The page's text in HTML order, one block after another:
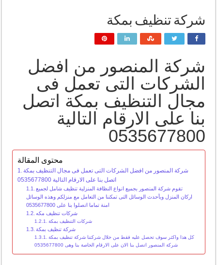
شركة تنظيف بمكة
شركة المنصور من افضل
الشركات التى تعمل فى
مجال التنظيف بمكة اتصل
بنا على الارقام التالية
0535677800
محتوى المقالة
شركة المنصور من افضل الشركات التى تعمل فى مجال التنظيف بمكة
اتصل بنا على الارقام التالية 0535677800
تقوم شركة المنصور بجميع انواع النظافة المنزلية تنظيف شامل لجميع
اركان المنزل وبأحدث الوسائل التى تمكننا من التعامل مع منزلكم وهذه الوسائل
امنة تماما اتصلوا بنا على 0535677800
شركات تنظيف مكه
شركات التنظيف بمكة
شركة تنظيف بمكة
كل هذا واكثر سوف تحصل عليه فقط من خلال شركتنا شركة تنظيف بمكة
شركة المنصور اتصل بنا الان على الارقام الخاصة بنا وهى 0535677800